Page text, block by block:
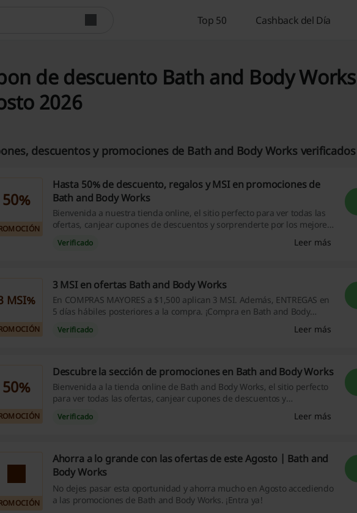
Top 50 Cashback del Día
de descuento Bath and Body
2026
descuentos y promociones de Bath and Body Works
50%
Hasta 50% de descuento, regalos y MSI en promociones de
Bath and Body Works
Bienvenida a nuestra tienda online, el sitio perfecto para ver todas las
ofertas, canjear cupones de descuentos y sorprenderte por los mejores
cuidado corporal, no importa como te sientas, aquí tenemos de todo.
Leer más
Verificado
MSI%
3 MSI en ofertas Bath and Body Works
En COMPRAS MAYORES a $1,500 aplican 3 MSI. Además, ENTREGAS en
5 días hábiles posteriores a la compra. ¡Compra en Bath and Body
Leer más
Verificado
50%
Descubre la sección de promociones en Bath and Body Works
Bienvenida a la tienda online de Bath and Body Works, el sitio perfecto
para ver todas las ofertas, canjear cupones de descuentos y
hogar hasta los favoritos para cuidado corporal, no importa como te
Leer más
Verificado
Ahorra a lo grande con las ofertas de este Agosto | Bath and
Body Works
No dejes pasar esta oportunidad y ahorra mucho en Agosto accediendo
a las promociones de Bath and Body Works. ¡Entra ya!